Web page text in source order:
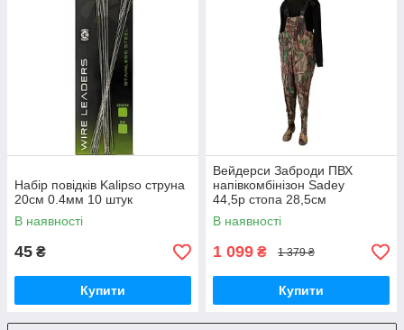
Набір повідків Kalipso струна
20см 0.4мм 10 штук
В наявності
45 ₴
Купити
Вейдерси Заброди ПВХ
напівкомбінізон Sadey
44,5р стопа 28,5см
В наявності
1 099 ₴ 1 379 ₴
Купити